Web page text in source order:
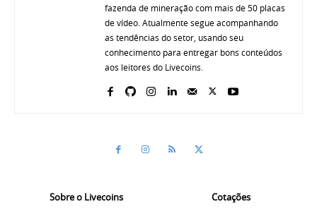
fazenda de mineração com mais de 50 placas
de vídeo. Atualmente segue acompanhando
as tendências do setor, usando seu
conhecimento para entregar bons conteúdos
aos leitores do Livecoins.
Sobre o Livecoins
Cotações